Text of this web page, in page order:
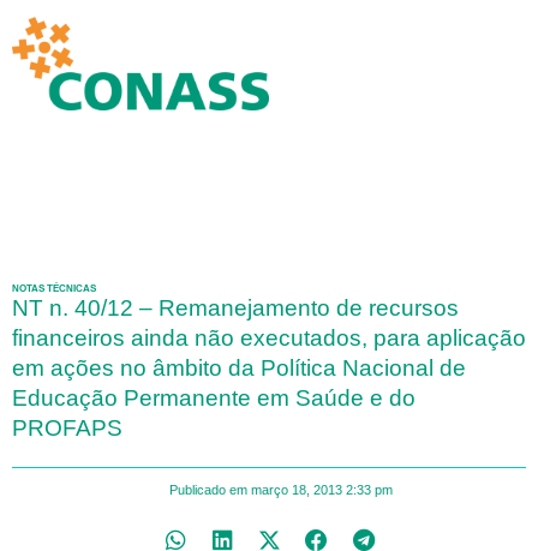
NOTAS TÉCNICAS
NT n. 40/12 – Remanejamento de recursos
financeiros ainda não executados, para aplicação
em ações no âmbito da Política Nacional de
Educação Permanente em Saúde e do
PROFAPS
Publicado em março 18, 2013 2:33 pm